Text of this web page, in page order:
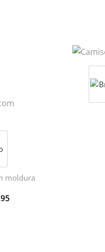
moldura
Faixa